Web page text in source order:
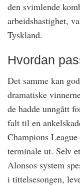
den svimlende
arbeidshastighet,
Tyskland.
Hvordan
Det samme kan
dramatiske
de hadde unngått
falt til en
Champions
terminale ut. Selv
Alonsos system
i tittelsesongen,